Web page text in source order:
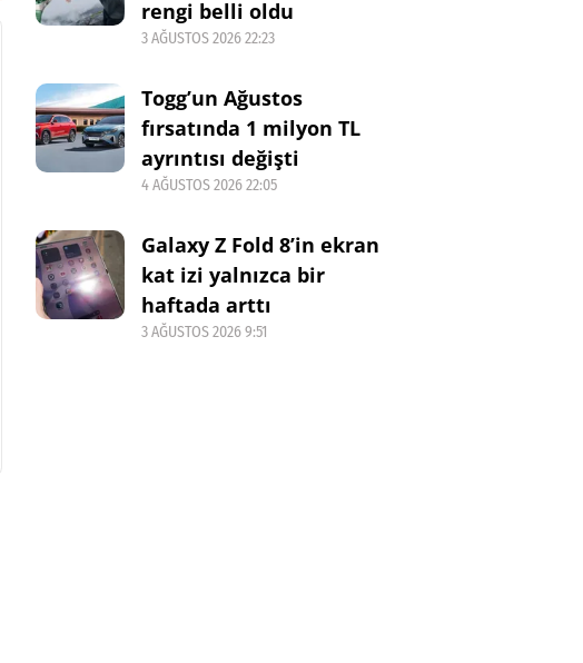
rengi belli oldu
3 AĞUSTOS 2026 22:23
Togg’un Ağustos
fırsatında 1 milyon TL
ayrıntısı değişti
4 AĞUSTOS 2026 22:05
Galaxy Z Fold 8’in ekran
kat izi yalnızca bir
haftada arttı
3 AĞUSTOS 2026 9:51